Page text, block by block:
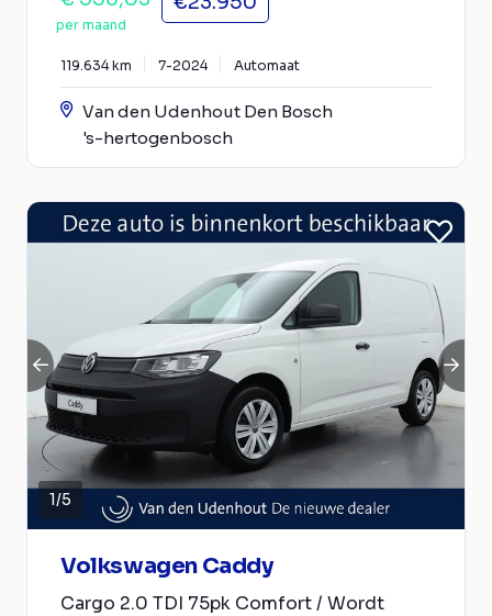
per maand
119.634 km 7-2024 Automaat
Van den Udenhout Den Bosch
's-hertogenbosch
1/5
Volkswagen Caddy
Cargo 2.0 TDI 75pk Comfort / Wordt